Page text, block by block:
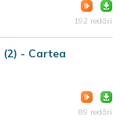
192 redări
- Cartea
89 redări